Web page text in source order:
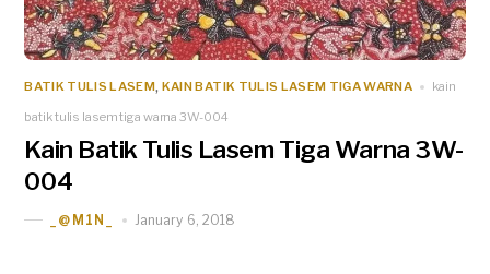
BATIK TULIS LASEM, KAIN BATIK TULIS LASEM TIGA WARNA
kain
batik tulis lasem tiga warna 3W-004
Kain Batik Tulis Lasem Tiga Warna 3W-
004
_@M1N_ January 6, 2018